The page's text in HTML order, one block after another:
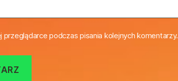
podczas pisania kolejnych komentarzy.